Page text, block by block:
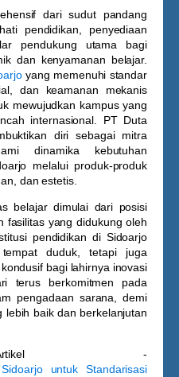
dari sudut pandang
pendidikan, penyediaan
pendukung utama bagi
dan kenyamanan belajar.
yang memenuhi standar
dan keamanan mekanis
mewujudkan kampus yang
internasional. PT Duta
diri sebagai mitra
dinamika kebutuhan
melalui produk-produk
dan estetis.
belajar dimulai dari posisi
fasilitas yang didukung oleh
pendidikan di Sidoarjo
duduk, tetapi juga
bagi lahirnya inovasi
terus berkomitmen pada
pengadaan sarana, demi
lebih baik dan berkelanjutan
-
untuk Standarisasi